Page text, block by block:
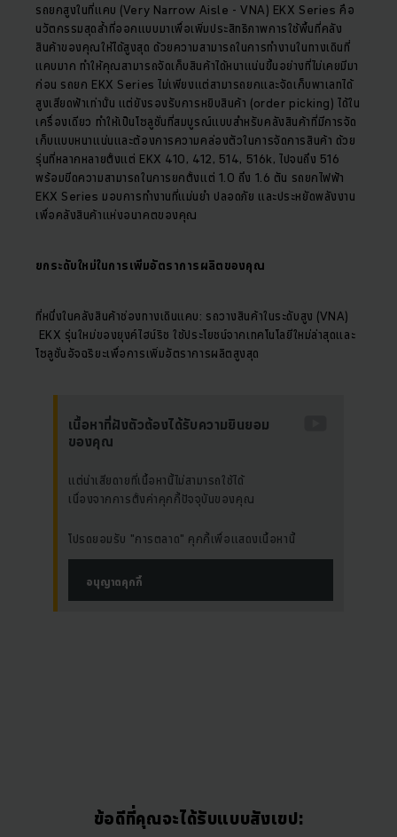
รถยกสูงในที่แคบ (Very Narrow Aisle - VNA) EKX Series คือ
นวัตกรรมสุดล้ำที่ออกแบบมาเพื่อเพิ่มประสิทธิภาพการใช้พื้นที่คลัง
สินค้าของคุณให้ได้สูงสุด ด้วยความสามารถในการทำงานในทางเดินที่
แคบมาก ทำให้คุณสามารถจัดเก็บสินค้าได้หนาแน่นขึ้นอย่างที่ไม่เคยมีมา
ก่อน รถยก EKX Series ไม่เพียงแต่สามารถยกและจัดเก็บพาเลทได้
สูงเสียดฟ้าเท่านั้น แต่ยังรองรับการหยิบสินค้า (order picking) ได้ใน
เครื่องเดียว ทำให้เป็นโซลูชั่นที่สมบูรณ์แบบสำหรับคลังสินค้าที่มีการจัด
เก็บแบบหนาแน่นและต้องการความคล่องตัวในการจัดการสินค้า ด้วย
รุ่นที่หลากหลายตั้งแต่ EKX 410, 412, 514, 516k, ไปจนถึง 516
พร้อมขีดความสามารถในการยกตั้งแต่ 1.0 ถึง 1.6 ตัน รถยกไฟฟ้า
EKX Series มอบการทำงานที่แม่นยำ ปลอดภัย และประหยัดพลังงาน
เพื่อคลังสินค้าแห่งอนาคตของคุณ
ยกระดับใหม่ในการเพิ่มอัตราการผลิตของคุณ
ที่หนึ่งในคลังสินค้าช่องทางเดินแคบ: รถวางสินค้าในระดับสูง (VNA)
EKX รุ่นใหม่ของยุงค์ไฮน์ริช ใช้ประโยชน์จากเทคโนโลยีใหม่ล่าสุดและ
โซลูชั่นอัจฉริยะเพื่อการเพิ่มอัตราการผลิตสูงสุด
เนื้อหาที่ฝังตัวต้องได้รับความยินยอม
ของคุณ
แต่น่าเสียดายที่เนื้อหานี้ไม่สามารถใช้ได้
เนื่องจากการตั้งค่าคุกกี้ปัจจุบันของคุณ
โปรดยอมรับ "การตลาด" คุกกี้เพื่อแสดงเนื้อหานี้
อนุญาตคุกกี้
ข้อดีที่คุณจะได้รับแบบสังเขป: